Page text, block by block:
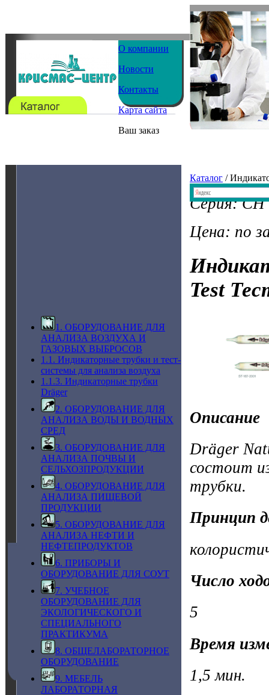
О компании
Новости
Контакты
Карта сайта
Ваш заказ
1. ОБОРУДОВАНИЕ ДЛЯ
АНАЛИЗА ВОЗДУХА И
ГАЗОВЫХ ВЫБРОСОВ
1.1. Индикаторные трубки и тест-
системы для анализа воздуха
1.1.3. Индикаторные трубки
Dräger
2. ОБОРУДОВАНИЕ ДЛЯ
АНАЛИЗА ВОДЫ И ВОДНЫХ
СРЕД
3. ОБОРУДОВАНИЕ ДЛЯ
АНАЛИЗА ПОЧВЫ И
СЕЛЬХОЗПРОДУКЦИИ
4. ОБОРУДОВАНИЕ ДЛЯ
АНАЛИЗА ПИЩЕВОЙ
ПРОДУКЦИИ
5. ОБОРУДОВАНИЕ ДЛЯ
АНАЛИЗА НЕФТИ И
НЕФТЕПРОДУКТОВ
6. ПРИБОРЫ И
ОБОРУДОВАНИЕ ДЛЯ СОУТ
7. УЧЕБНОЕ
ОБОРУДОВАНИЕ ДЛЯ
ЭКОЛОГИЧЕСКОГО И
СПЕЦИАЛЬНОГО
ПРАКТИКУМА
8. ОБЩЕЛАБОРАТОРНОЕ
ОБОРУДОВАНИЕ
9. МЕБЕЛЬ
ЛАБОРАТОРНАЯ
Каталог /
Серия: CH
Цена: по
Test
Описание
Dräger
состоит
трубки.
Принцип
Число
5
Время
1,5 мин.